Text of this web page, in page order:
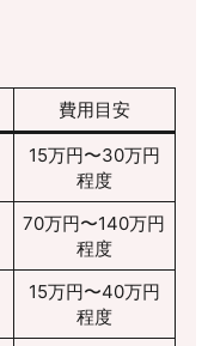
費用目安
15万円〜30万円
程度
70万円〜140万円
程度
15万円〜40万円
程度